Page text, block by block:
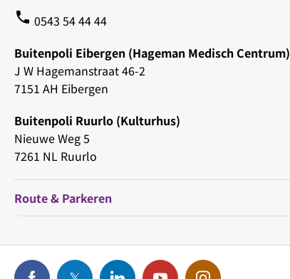
phone 0543 54 44 44
Buitenpoli Eibergen (Hageman Medisch Centrum)
J W Hagemanstraat 46-2
7151 AH Eibergen
Buitenpoli Ruurlo (Kulturhus)
Nieuwe Weg 5
7261 NL Ruurlo
Route & Parkeren